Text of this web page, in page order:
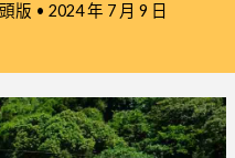
頭版 • 2024 年 7 月 9 日